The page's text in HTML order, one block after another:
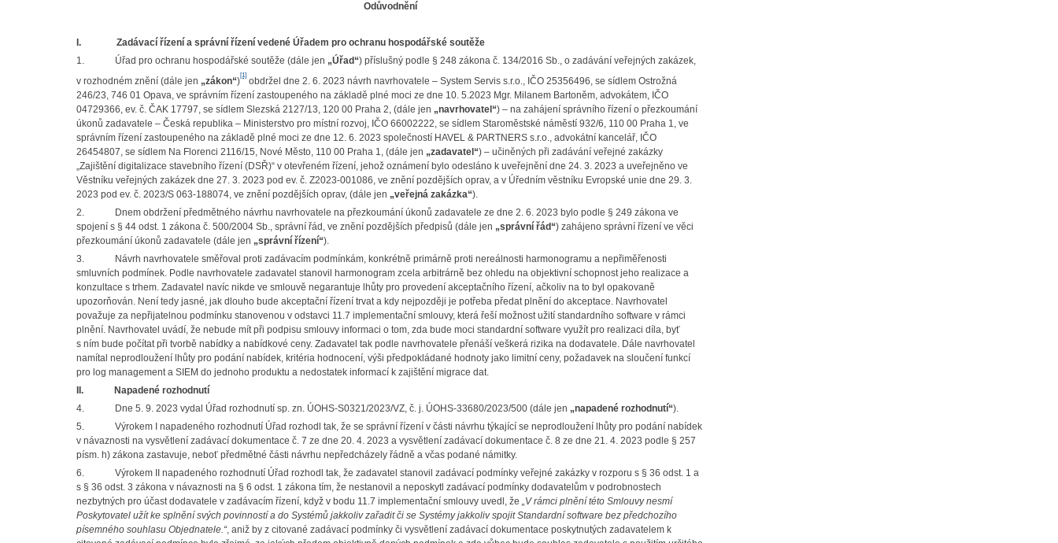
Odůvodnění
I. Zadávací řízení a správní řízení vedené Úřadem pro ochranu hospodářské soutěže
1. Úřad pro ochranu hospodářské soutěže (dále jen „Úřad“) příslušný podle § 248 zákona č. 134/2016 Sb., o zadávání veřejných zakázek,
v rozhodném znění (dále jen „zákon“)
[1]
obdržel dne 2. 6. 2023 návrh navrhovatele – System Servis s.r.o., IČO 25356496, se sídlem Ostrožná
246/23, 746 01 Opava, ve správním řízení zastoupeného na základě plné moci ze dne 10. 5.2023 Mgr. Milanem Bartoněm, advokátem, IČO
04729366, ev. č. ČAK 17797, se sídlem Slezská 2127/13, 120 00 Praha 2, (dále jen „navrhovatel“) – na zahájení správního řízení o přezkoumání
úkonů zadavatele – Česká republika – Ministerstvo pro místní rozvoj, IČO 66002222, se sídlem Staroměstské náměstí 932/6, 110 00 Praha 1, ve
správním řízení zastoupeného na základě plné moci ze dne 12. 6. 2023 společností HAVEL & PARTNERS s.r.o., advokátní kancelář, IČO
26454807, se sídlem Na Florenci 2116/15, Nové Město, 110 00 Praha 1, (dále jen „zadavatel“) – učiněných při zadávání veřejné zakázky
„Zajištění digitalizace stavebního řízení (DSŘ)“ v otevřeném řízení, jehož oznámení bylo odesláno k uveřejnění dne 24. 3. 2023 a uveřejněno ve
Věstníku veřejných zakázek dne 27. 3. 2023 pod ev. č. Z2023-001086, ve znění pozdějších oprav, a v Úředním věstníku Evropské unie dne 29. 3.
2023 pod ev. č. 2023/S 063-188074, ve znění pozdějších oprav, (dále jen „veřejná zakázka“).
2. Dnem obdržení předmětného návrhu navrhovatele na přezkoumání úkonů zadavatele ze dne 2. 6. 2023 bylo podle § 249 zákona ve
spojení s § 44 odst. 1 zákona č. 500/2004 Sb., správní řád, ve znění pozdějších předpisů (dále jen „správní řád“) zahájeno správní řízení ve věci
přezkoumání úkonů zadavatele (dále jen „správní řízení“).
3. Návrh navrhovatele směřoval proti zadávacím podmínkám, konkrétně primárně proti nereálnosti harmonogramu a nepřiměřenosti
smluvních podmínek. Podle navrhovatele zadavatel stanovil harmonogram zcela arbitrárně bez ohledu na objektivní schopnost jeho realizace a
konzultace s trhem. Zadavatel navíc nikde ve smlouvě negarantuje lhůty pro provedení akceptačního řízení, ačkoliv na to byl opakovaně
upozorňován. Není tedy jasné, jak dlouho bude akceptační řízení trvat a kdy nejpozději je potřeba předat plnění do akceptace. Navrhovatel
považuje za nepřijatelnou podmínku stanovenou v odstavci 11.7 implementační smlouvy, která řeší možnost užití standardního software v rámci
plnění. Navrhovatel uvádí, že nebude mít při podpisu smlouvy informaci o tom, zda bude moci standardní software využít pro realizaci díla, byť
s ním bude počítat při tvorbě nabídky a nabídkové ceny. Zadavatel tak podle navrhovatele přenáší veškerá rizika na dodavatele. Dále navrhovatel
namítal neprodloužení lhůty pro podání nabídek, kritéria hodnocení, výši předpokládané hodnoty jako limitní ceny, požadavek na sloučení funkcí
pro log management a SIEM do jednoho produktu a nedostatek informací k zajištění migrace dat.
II.
Napadené rozhodnutí
4. Dne 5. 9. 2023 vydal Úřad rozhodnutí sp. zn. ÚOHS-S0321/2023/VZ, č. j. ÚOHS-33680/2023/500 (dále jen „napadené rozhodnutí“).
5. Výrokem I napadeného rozhodnutí Úřad rozhodl tak, že se správní řízení v části návrhu týkající se neprodloužení lhůty pro podání nabídek
v návaznosti na vysvětlení zadávací dokumentace č. 7 ze dne 20. 4. 2023 a vysvětlení zadávací dokumentace č. 8 ze dne 21. 4. 2023 podle § 257
písm. h) zákona zastavuje, neboť předmětné části návrhu nepředcházely řádně a včas podané námitky.
6. Výrokem II napadeného rozhodnutí Úřad rozhodl tak, že zadavatel stanovil zadávací podmínky veřejné zakázky v rozporu s § 36 odst. 1 a
s § 36 odst. 3 zákona v návaznosti na § 6 odst. 1 zákona tím, že nestanovil a neposkytl zadávací podmínky dodavatelům v podrobnostech
nezbytných pro účast dodavatele v zadávacím řízení, když v bodu 11.7 implementační smlouvy uvedl, že „V rámci plnění této Smlouvy nesmí
Poskytovatel užít ke splnění svých povinností a do Systémů jakkoliv zařadit či se Systémy jakkoliv spojit Standardní software bez předchozího
písemného souhlasu Objednatele.“, aniž by z citované zadávací podmínky či vysvětlení zadávací dokumentace poskytnutých zadavatelem k